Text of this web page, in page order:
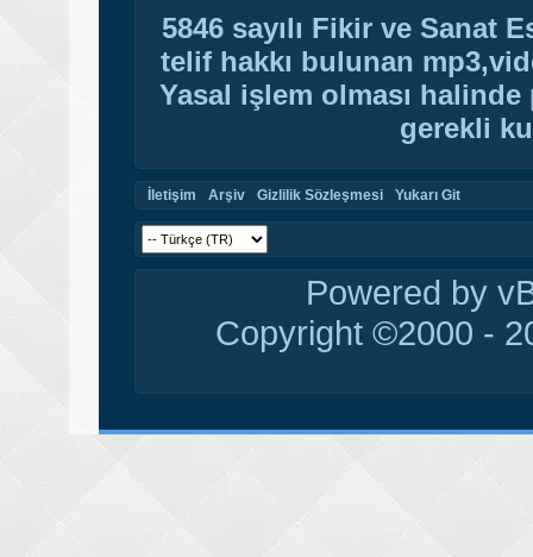
5846 sayılı Fikir ve Sanat
telif hakkı bulunan
Yasal işlem olması
gerekli
İletişim Arşiv Gizlilik Sözleşmesi Yukarı Git
Powered by
Copyright ©2000 -